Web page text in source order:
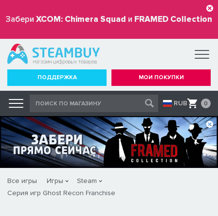
Забери XCOM: Chimera Squad и FRAMED Collection
бесплатно
ПОДДЕРЖКА МОИ ПОКУПКИ
RUB 0
Все игры Игры
Steam
Серия игр Ghost Recon Franchise